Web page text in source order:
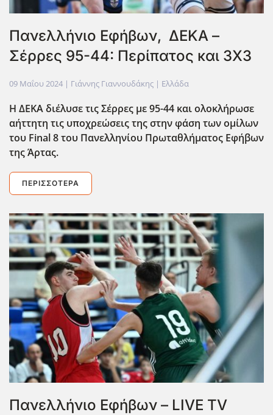
Πανελλήνιο Εφήβων, ΔΕΚΑ –
Σέρρες 95-44: Περίπατος και 3Χ3
09 Μαΐου 2024 | Γιάννης Γιαννουδάκης | Ελλάδα
Η ΔΕΚΑ διέλυσε τις Σέρρες με 95-44 και ολοκλήρωσε
αήττητη τις υποχρεώσεις της στην φάση των ομίλων
του Final8 του Πανελληνίου Πρωταθλήματος Εφήβων
της Άρτας.
ΠΕΡΙΣΣΌΤΕΡΑ
Πανελλήνιο Εφήβων – LIVE TV